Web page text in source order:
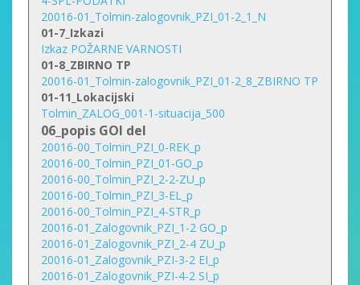
20016-01_Tolmin-zalogovnik_PZI_01-2_1_N
01-7_Izkazi
Izkaz POŽARNE VARNOSTI
01-8_ZBIRNO TP
20016-01_Tolmin-zalogovnik_PZI_01-2_8_ZBIRNO TP
01-11_Lokacijski
Tolmin_ZALOG_001-1-situacija_500
06_popis GOI del
20016-00_Tolmin_PZI_0-REK_p
20016-00_Tolmin_PZI_01-GO_p
20016-00_Tolmin_PZI_2-2-ZU_p
20016-00_Tolmin_PZI_3-EL_p
20016-00_Tolmin_PZI_4-STR_p
20016-01_Zalogovnik_PZI_1-2 GO_p
20016-01_Zalogovnik_PZI_2-4 ZU_p
20016-01_Zalogovnik_PZI-3-2 EI_p
20016-01_Zalogovnik_PZI-4-2 SI_p